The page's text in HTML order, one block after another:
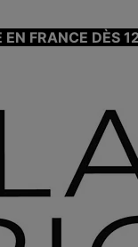
EN FRANCE DÈS